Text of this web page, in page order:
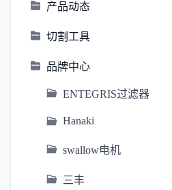
产品动态
切割工具
品牌中心
ENTEGRIS过滤器
Hanaki
swallow电机
三丰